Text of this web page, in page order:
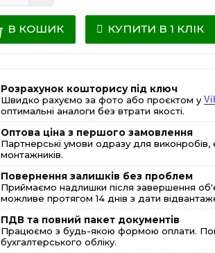
В КОШИК КУПИТИ В 1 КЛІК
Розрахунок кошторису під ключ
Швидко рахуємо за фото або проєктом у
оптимальні аналоги без втрати якості.
Оптова ціна з першого замовлення
Партнерські умови одразу для виконробів,
монтажників.
Повернення залишків без проблем
Приймаємо надлишки після завершення
можливе протягом 14 днів з дати
ПДВ та повний пакет документів
Працюємо з будь-якою формою оплати.
бухгалтерського обліку.